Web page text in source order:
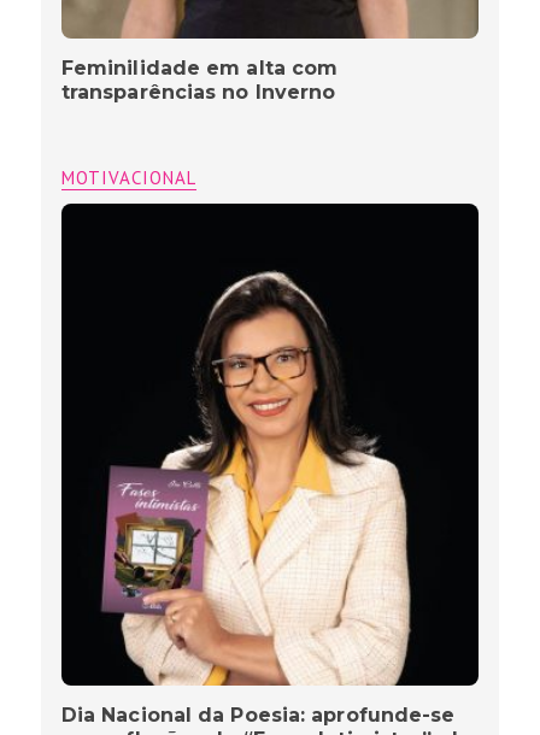
Feminilidade em alta com
transparências no Inverno
MOTIVACIONAL
Dia Nacional da Poesia: aprofunde-se